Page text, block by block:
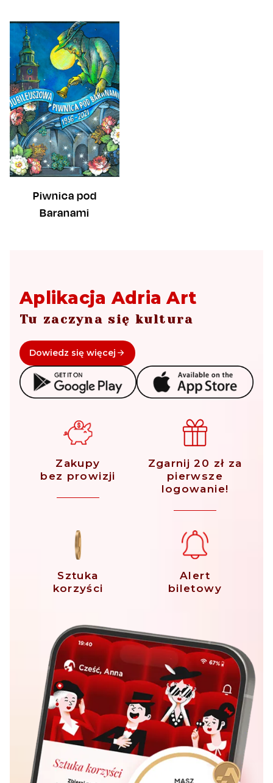
Piwnica pod
Baranami
Aplikacja Adria Art
Tu zaczyna się kultura
Dowiedz się więcej
Zakupy
bez prowizji
Zgarnij 20 zł za
pierwsze
logowanie!
Sztuka
korzyści
Alert
biletowy